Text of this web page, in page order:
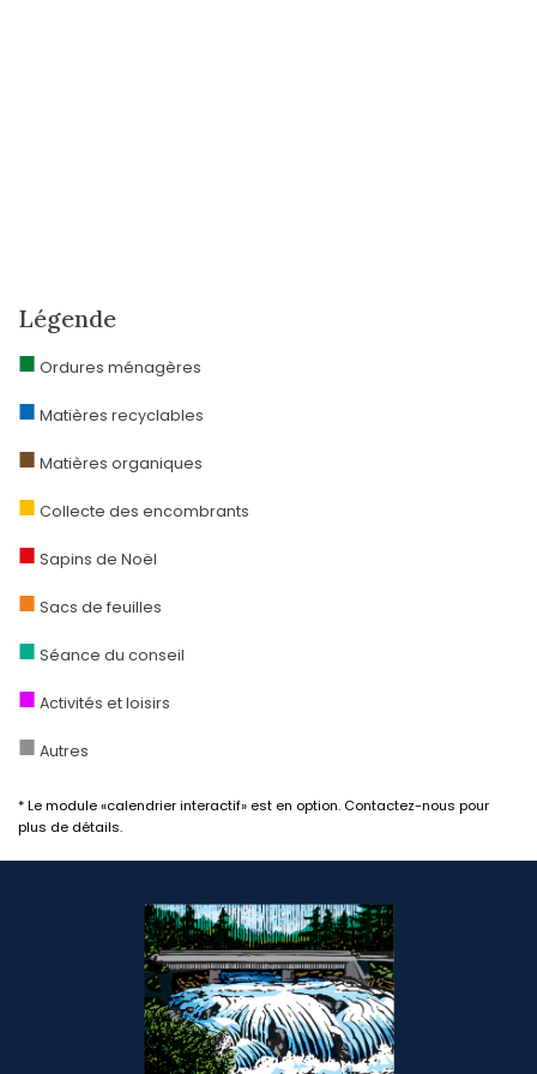
Légende
■ Ordures ménagères
■ Matières recyclables
■ Matières organiques
■ Collecte des encombrants
■ Sapins de Noël
■ Sacs de feuilles
■ Séance du conseil
■ Activités et loisirs
■ Autres
* Le module «calendrier interactif» est en option. Contactez-nous pour
plus de détails.